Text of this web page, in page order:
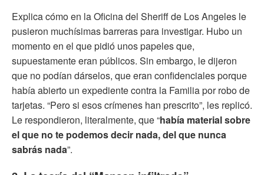
Explica cómo en la Oficina del Sheriff de Los Angeles le
pusieron muchísimas barreras para investigar. Hubo un
momento en el que pidió unos papeles que,
supuestamente eran públicos. Sin embargo, le dijeron
que no podían dárselos, que eran confidenciales porque
había abierto un expediente contra la Familia por robo de
tarjetas. “Pero si esos crímenes han prescrito”, les replicó.
Le respondieron, literalmente, que “había material sobre
el que no te podemos decir nada, del que nunca
sabrás nada”.